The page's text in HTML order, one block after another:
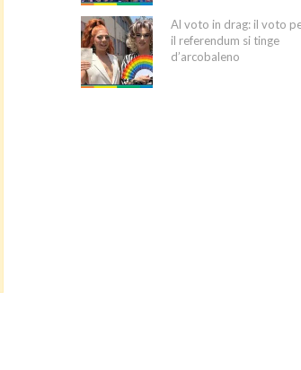
Al voto in drag: il voto
il referendum si tinge
d’arcobaleno